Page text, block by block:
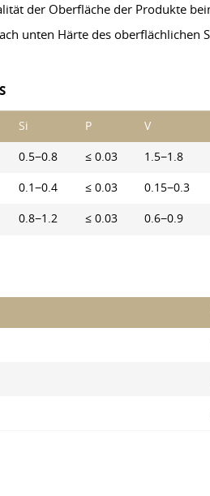
der Oberfläche der Produkte
unten Härte des oberflächlichen
Si P V
0.5−0.8 ≤ 0.03 1.5−1.8
0.1−0.4 ≤ 0.03 0.15−0.3
0.8−1.2 ≤ 0.03 0.6−0.9